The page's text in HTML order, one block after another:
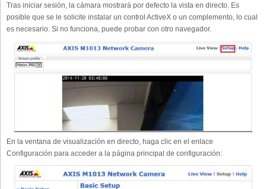
Tras iniciar sesión, la cámara mostrará por defecto la vista en directo. Es
posible que se le solicite instalar un control ActiveX o un complemento, lo cual
es necesario. Si no funciona, puede probar con otro navegador.
En la ventana de visualización en directo, haga clic en el enlace
Configuración para acceder a la página principal de configuración: